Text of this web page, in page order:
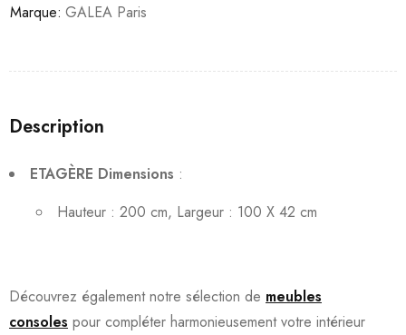
Marque: GALEA Paris
Description
ETAGÈRE Dimensions :
Hauteur : 200 cm, Largeur : 100 X 42 cm
Découvrez également notre sélection de meubles
consoles pour compléter harmonieusement votre intérieur